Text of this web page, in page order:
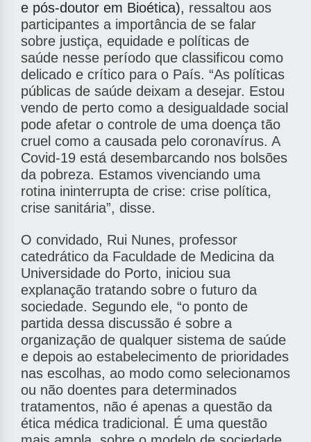
e pós-doutor em Bioética), ressaltou aos
participantes a importância de se falar
sobre justiça, equidade e políticas de
saúde nesse período que classificou como
delicado e crítico para o País. “As políticas
públicas de saúde deixam a desejar. Estou
vendo de perto como a desigualdade social
pode afetar o controle de uma doença tão
cruel como a causada pelo coronavírus. A
Covid-19 está desembarcando nos bolsões
da pobreza. Estamos vivenciando uma
rotina ininterrupta de crise: crise política,
crise sanitária”, disse.
O convidado, Rui Nunes, professor
catedrático da Faculdade de Medicina da
Universidade do Porto, iniciou sua
explanação tratando sobre o futuro da
sociedade. Segundo ele, “o ponto de
partida dessa discussão é sobre a
organização de qualquer sistema de saúde
e depois ao estabelecimento de prioridades
nas escolhas, ao modo como selecionamos
ou não doentes para determinados
tratamentos, não é apenas a questão da
ética médica tradicional. É uma questão